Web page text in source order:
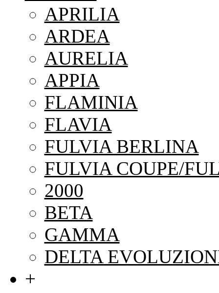
APRILIA
ARDEA
AURELIA
APPIA
FLAMINIA
FLAVIA
FULVIA BERLINA
FULVIA COUPE/
2000
BETA
GAMMA
DELTA
+